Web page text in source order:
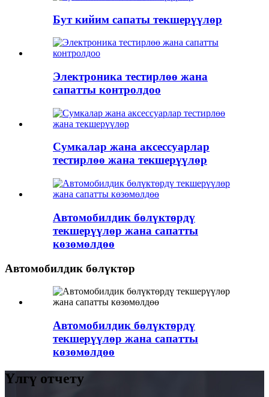
Бут кийим сапаты текшерүүлөр
Электроника тестирлөө жана
сапатты контролдоо
Сумкалар жана аксессуарлар
тестирлөө жана текшерүүлөр
Автомобилдик бөлүктөрдү
текшерүүлөр жана сапатты
көзөмөлдөө
Автомобилдик бөлүктөр
Автомобилдик бөлүктөрдү
текшерүүлөр жана сапатты
көзөмөлдөө
Үлгү отчету